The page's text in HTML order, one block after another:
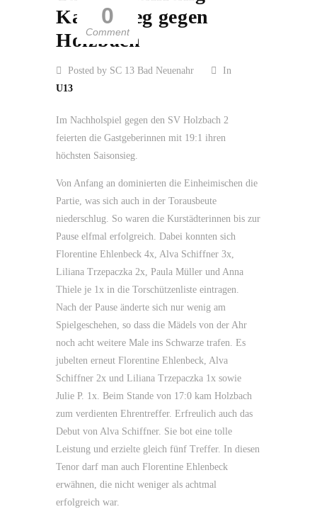
0
Comment
Kantersieg gegen
Holzbach
Posted by SC 13 Bad Neuenahr
In
U13
Im Nachholspiel gegen den SV Holzbach 2
feierten die Gastgeberinnen mit 19:1 ihren
höchsten Saisonsieg.
Von Anfang an dominierten die Einheimischen die
Partie, was sich auch in der Torausbeute
niederschlug. So waren die Kurstädterinnen bis zur
Pause elfmal erfolgreich. Dabei konnten sich
Florentine Ehlenbeck 4x, Alva Schiffner 3x,
Liliana Trzepaczka 2x, Paula Müller und Anna
Thiele je 1x in die Torschützenliste eintragen.
Nach der Pause änderte sich nur wenig am
Spielgeschehen, so dass die Mädels von der Ahr
noch acht weitere Male ins Schwarze trafen. Es
jubelten erneut Florentine Ehlenbeck, Alva
Schiffner 2x und Liliana Trzepaczka 1x sowie
Julie P. 1x. Beim Stande von 17:0 kam Holzbach
zum verdienten Ehrentreffer. Erfreulich auch das
Debut von Alva Schiffner. Sie bot eine tolle
Leistung und erzielte gleich fünf Treffer. In diesen
Tenor darf man auch Florentine Ehlenbeck
erwähnen, die nicht weniger als achtmal
erfolgreich war.